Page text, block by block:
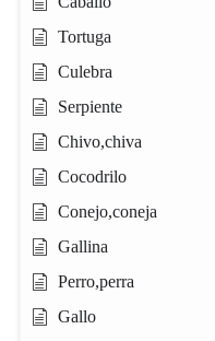
Tortuga
Culebra
Serpiente
Chivo,chiva
Cocodrilo
Conejo,coneja
Gallina
Perro,perra
Gallo